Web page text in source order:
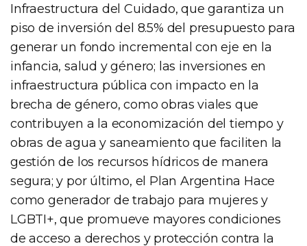
Infraestructura del Cuidado, que garantiza un
piso de inversión del 8.5% del presupuesto para
generar un fondo incremental con eje en la
infancia, salud y género; las inversiones en
infraestructura pública con impacto en la
brecha de género, como obras viales que
contribuyen a la economización del tiempo y
obras de agua y saneamiento que faciliten la
gestión de los recursos hídricos de manera
segura; y por último, el Plan Argentina Hace
como generador de trabajo para mujeres y
LGBTI+, que promueve mayores condiciones
de acceso a derechos y protección contra la